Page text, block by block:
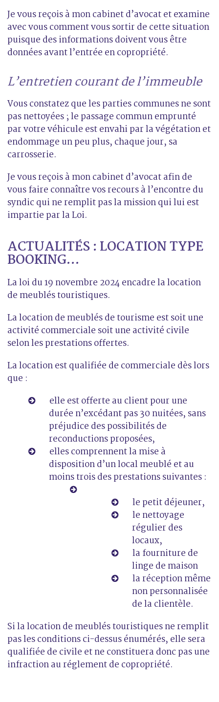
Je vous reçois à mon cabinet d’avocat et examine
avec vous comment vous sortir de cette situation
puisque des informations doivent vous être
données avant l’entrée en copropriété.
L’entretien courant de l’immeuble
Vous constatez que les parties communes ne sont
pas nettoyées ; le passage commun emprunté
par votre véhicule est envahi par la végétation et
endommage un peu plus, chaque jour, sa
carrosserie.
Je vous reçois à mon cabinet d’avocat afin de
vous faire connaître vos recours à l’encontre du
syndic qui ne remplit pas la mission qui lui est
impartie par la Loi.
ACTUALITÉS : LOCATION TYPE
BOOKING…
La loi du 19 novembre 2024 encadre la location
de meublés touristiques.
La location de meublés de tourisme est soit une
activité commerciale soit une activité civile
selon les prestations offertes.
La location est qualifiée de commerciale dès lors
que :
elle est offerte au client pour une
durée n’excédant pas 30 nuitées, sans
préjudice des possibilités de
reconductions proposées,
elles comprennent la mise à
disposition d’un local meublé et au
moins trois des prestations suivantes :
le petit déjeuner,
le nettoyage
régulier des
locaux,
la fourniture de
linge de maison
la réception même
non personnalisée
de la clientèle.
Si la location de meublés touristiques ne remplit
pas les conditions ci-dessus énumérés, elle sera
qualifiée de civile et ne constituera donc pas une
infraction au réglement de copropriété.